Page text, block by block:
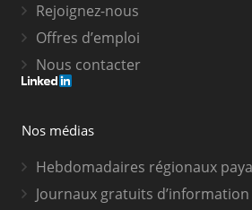
Rejoignez-nous
Offres d’emploi
Nous contacter
Nos médias
Hebdomadaires régionaux
Journaux gratuits d’information